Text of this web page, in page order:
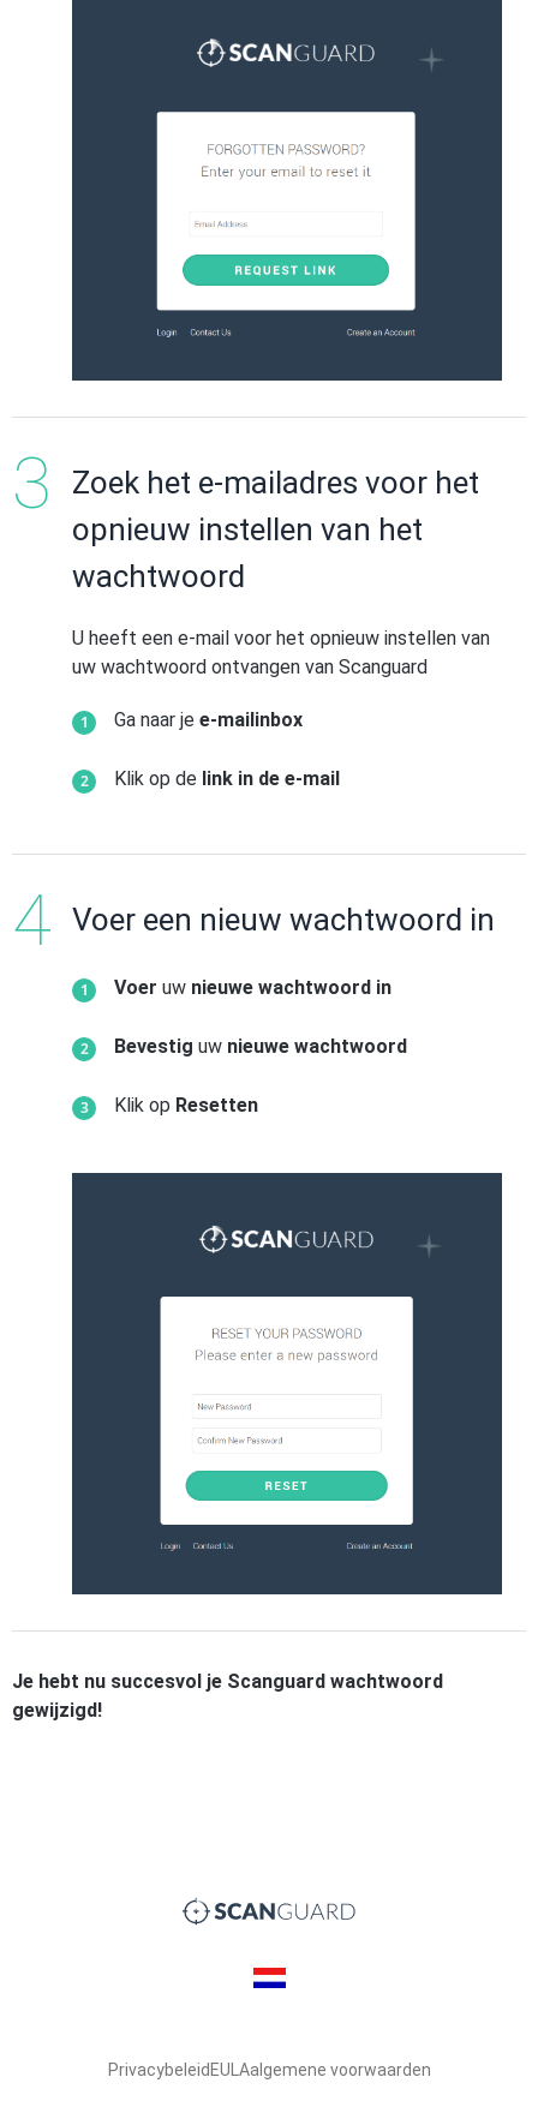
Zoek het e-mailadres voor het
opnieuw instellen van het
wachtwoord
U heeft een e-mail voor het opnieuw instellen van
uw wachtwoord ontvangen van Scanguard
Ga naar je e-mailinbox
Klik op de link in de e-mail
Voer een nieuw wachtwoord in
Voer uw nieuwe wachtwoord in
Bevestig uw nieuwe wachtwoord
Klik op Resetten
Je hebt nu succesvol je Scanguard wachtwoord
gewijzigd!
Privacybeleid EULAalgemene voorwaarden